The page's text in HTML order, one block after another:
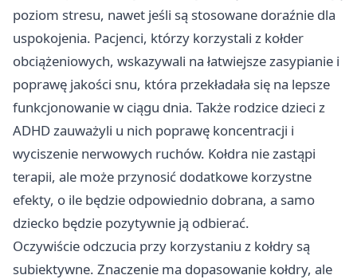
poziom stresu, nawet jeśli są stosowane doraźnie dla
uspokojenia. Pacjenci, którzy korzystali z kołder
obciążeniowych, wskazywali na łatwiejsze zasypianie i
poprawę jakości snu, która przekładała się na lepsze
funkcjonowanie w ciągu dnia. Także rodzice dzieci z
ADHD zauważyli u nich poprawę koncentracji i
wyciszenie nerwowych ruchów. Kołdra nie zastąpi
terapii, ale może przynosić dodatkowe korzystne
efekty, o ile będzie odpowiednio dobrana, a samo
dziecko będzie pozytywnie ją odbierać.
Oczywiście odczucia przy korzystaniu z kołdry są
subiektywne. Znaczenie ma dopasowanie kołdry, ale